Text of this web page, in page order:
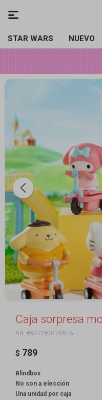
STAR WARS NUEVO

Caja sorpresa
6977260775518
$ 789
Blindbox
No son a elección
Una unidad por caja